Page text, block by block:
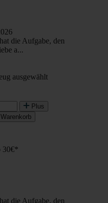
die Aufgabe, den
a...
ausgewählt
Plus
Warenkorb
30€*
die Aufgabe, den